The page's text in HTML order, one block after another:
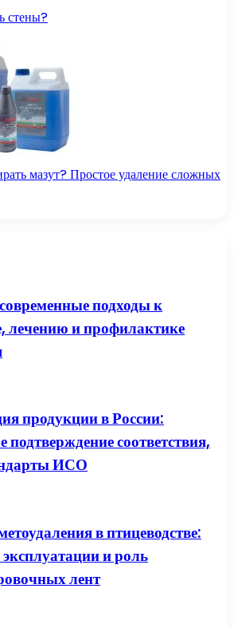
стены?
мазут? Простое удаление сложных
подходы к
лечению и профилактике
продукции в России:
подтверждение соответствия,
ИСО
в птицеводстве:
эксплуатации и роль
лент